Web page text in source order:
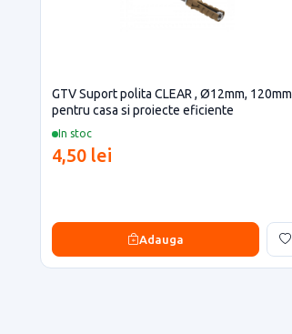
In stoc
GTV Suport polita CLEAR , Ø12mm, 120mm
pentru casa si proiecte eficiente
4,50 lei
Adauga